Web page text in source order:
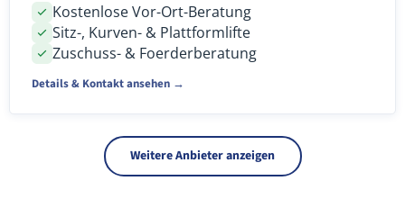
Kostenlose Vor-Ort-Beratung
Sitz-, Kurven- & Plattformlifte
Zuschuss- & Foerderberatung
Details & Kontakt ansehen →
Weitere Anbieter anzeigen